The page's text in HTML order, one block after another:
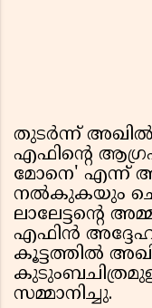
തുടർന്ന്
എഫിൻ്റെ
മോനെ' എന്ന്
നൽകുകയും
ലാലേട്ടൻ്റെ
എഫിൻ
കൂട്ടത്തിൽ
സമ്മാനിച്ചു.